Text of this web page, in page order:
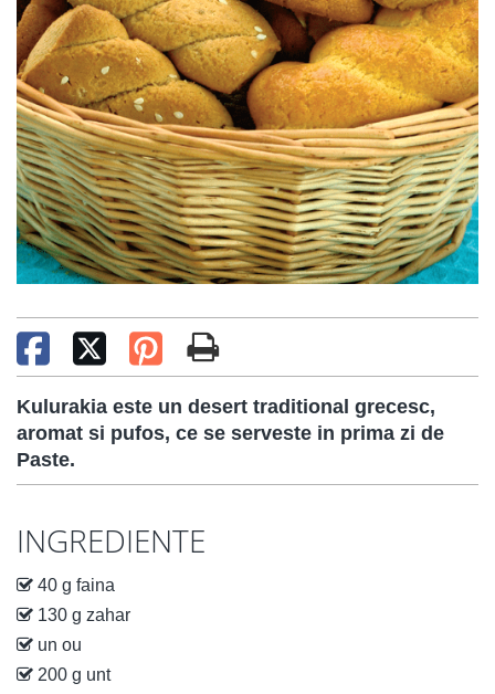
Kulurakia este un desert traditional grecesc,
aromat si pufos, ce se serveste in prima zi de
Paste.
INGREDIENTE
40 g faina
130 g zahar
un ou
200 g unt